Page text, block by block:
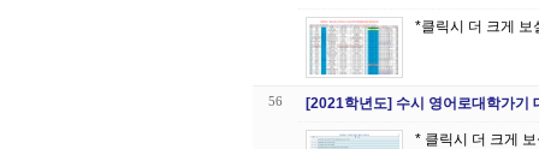
*클릭시 더 크게 보
56 [2021학년도] 수시 영어로대학가기
* 클릭시 더 크게 보실 수 있습니다. *이 표의 저작권은 대원